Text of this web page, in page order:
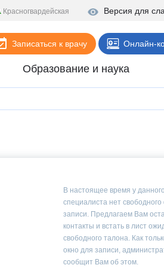
Версия для
Красногвардейская
Записаться к врачу Онлайн-
Реабилитация
Стоматология
Скорая помощь
Онлайн-услуги
Образование и наука
В настоящее время у данного
специалиста нет свободного
записи. Предлагаем Вам
контакты и встать в лист
свободного талона. Как
окно для записи,
сообщит Вам об этом.